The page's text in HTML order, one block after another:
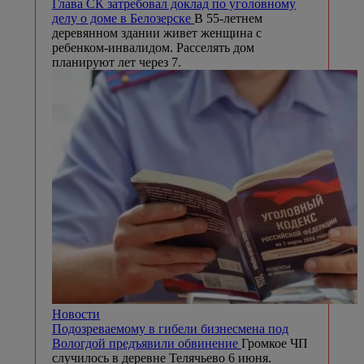
Глава СК затребовал доклад по уголовному
делу о доме в Белозерске В 55-летнем
деревянном здании живет женщина с
ребенком-инвалидом. Расселять дом
планируют лет через 7.
Новости
Подозреваемому в гибели бизнесмена под
Вологдой предъявили обвинение Громкое ЧП
случилось в деревне Телячьево 6 июня.